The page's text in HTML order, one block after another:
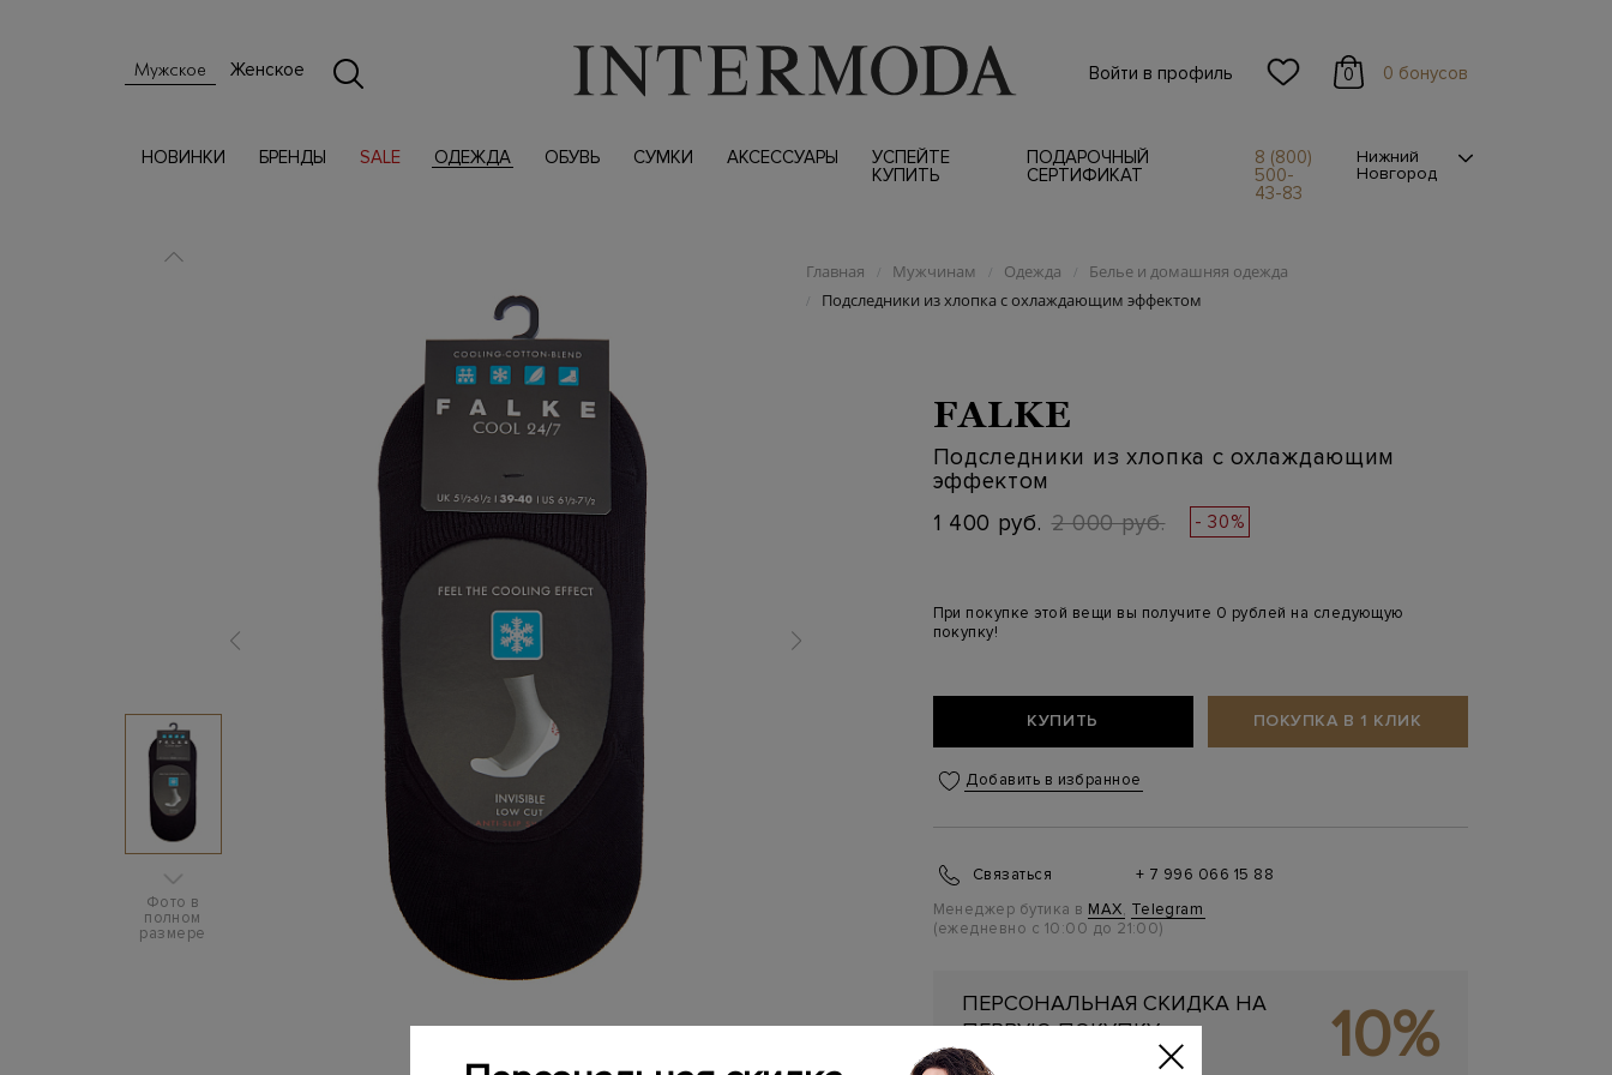
Мужское Женское Войти в профиль 0 0 бонусов
НОВИНКИ БРЕНДЫ SALE ОДЕЖДА ОБУВЬ СУМКИ АКСЕССУАРЫ
УСПЕЙТЕ
КУПИТЬ
ПОДАРОЧНЫЙ
СЕРТИФИКАТ
8 (800)
500-
43-83
Нижний
Новгород
Фото в
полном
размере
Главная / Мужчинам / Одежда / Белье и домашняя одежда
/ Подследники из хлопка с охлаждающим эффектом
FALKE
Подследники из хлопка с охлаждающим
эффектом
1 400 руб. 2 000 руб. - 30%
При покупке этой вещи вы получите 0 рублей на следующую
покупку!
КУПИТЬ ПОКУПКА В 1 КЛИК
Добавить в избранное
Связаться
+ 7 996 066 15 88
Менеджер бутика в MAX, Telegram
(ежедневно с 10:00 до 21:00)
ПЕРСОНАЛЬНАЯ СКИДКА НА
ПЕРВУЮ ПОКУПКУ
Подробнее 10%